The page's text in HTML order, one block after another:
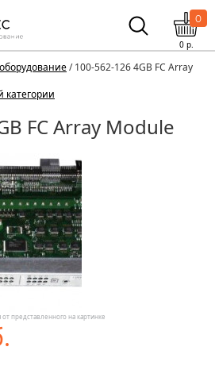
0
0р.
/ 100-562-126 4GB FC Array
категории
FC Array Module
представленного на картинке